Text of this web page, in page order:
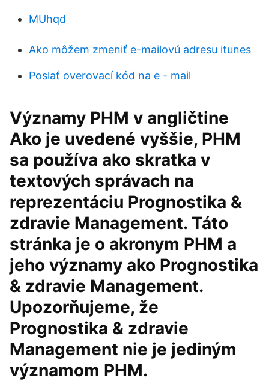
MUhqd
Ako môžem zmeniť e-mailovú adresu itunes
Poslať overovací kód na e - mail
Významy PHM v angličtine
Ako je uvedené vyššie, PHM
sa používa ako skratka v
textových správach na
reprezentáciu Prognostika &
zdravie Management. Táto
stránka je o akronym PHM a
jeho významy ako Prognostika
& zdravie Management.
Upozorňujeme, že
Prognostika & zdravie
Management nie je jediným
významom PHM.